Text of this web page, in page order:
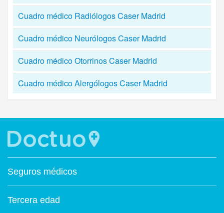
Cuadro médico Radiólogos Caser Madrid
Cuadro médico Neurólogos Caser Madrid
Cuadro médico Otorrinos Caser Madrid
Cuadro médico Alergólogos Caser Madrid
Seguros médicos
Tercera edad